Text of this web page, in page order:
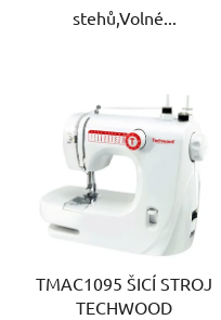
stehů,Volné...
TMAC1095 ŠICÍ STROJ
TECHWOOD